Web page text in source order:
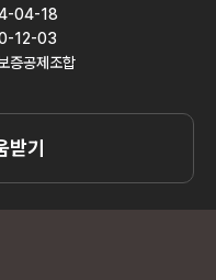
04-18
12-03
증공제조합
받기